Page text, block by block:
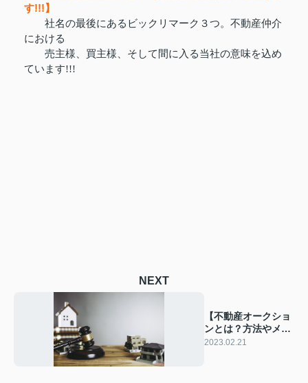
す!!!】
社名の最後にあるビックリマーク３つ。不動産仲介
における
売主様、買主様、そして間に入る当社の意味を込め
ています!!!
NEXT
【不動産オークショ
ンとは？方法やメリ
ット・デメリットを
2023.02.21